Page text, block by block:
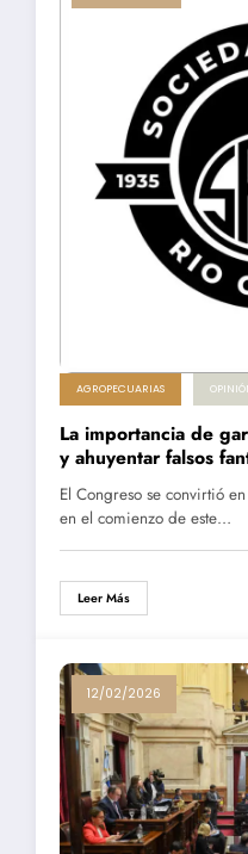
AGROPECUARIAS
La importancia de
y ahuyentar falsos
El Congreso se convirtió
en el comienzo de este…
Leer Más
12/02/2026